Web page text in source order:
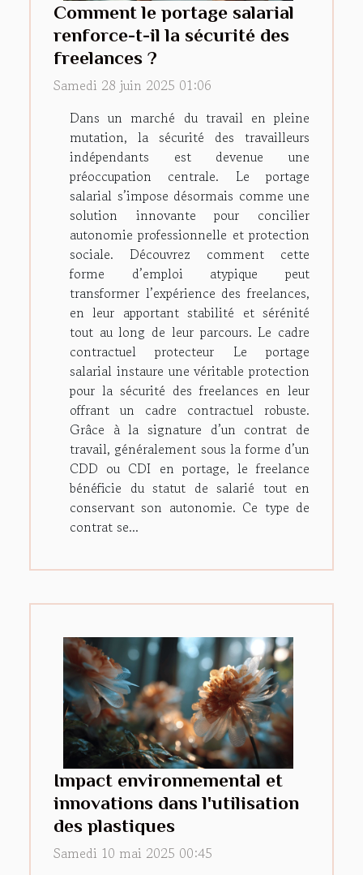
Comment le portage salarial
renforce-t-il la sécurité des
freelances ?
Samedi 28 juin 2025 01:06
Dans un marché du travail en pleine
mutation, la sécurité des travailleurs
indépendants est devenue une
préoccupation centrale. Le portage
salarial s’impose désormais comme une
solution innovante pour concilier
autonomie professionnelle et protection
sociale. Découvrez comment cette
forme d’emploi atypique peut
transformer l’expérience des freelances,
en leur apportant stabilité et sérénité
tout au long de leur parcours. Le cadre
contractuel protecteur Le portage
salarial instaure une véritable protection
pour la sécurité des freelances en leur
offrant un cadre contractuel robuste.
Grâce à la signature d’un contrat de
travail, généralement sous la forme d’un
CDD ou CDI en portage, le freelance
bénéficie du statut de salarié tout en
conservant son autonomie. Ce type de
contrat se...
Impact environnemental et
innovations dans l'utilisation
des plastiques
Samedi 10 mai 2025 00:45